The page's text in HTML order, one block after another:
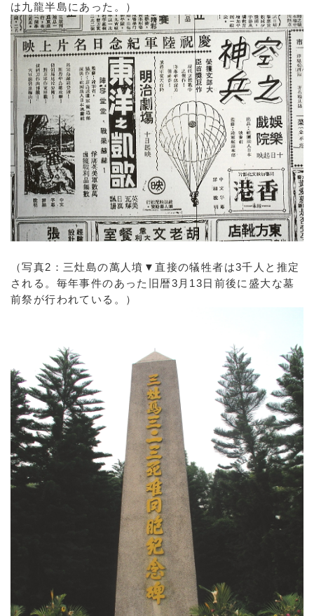
は九龍半島にあった。）
（写真2：三灶島の萬人墳▼直接の犠牲者は3千人と推定
される。毎年事件のあった旧暦3月13日前後に盛大な墓
前祭が行われている。）